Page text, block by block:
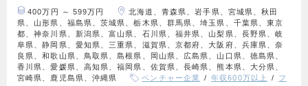
400万円 ～ 599万円
北海道、青森県、岩手県、宮城県、秋田
県、山形県、福島県、茨城県、栃木県、群馬県、埼玉県、千葉県、東京
都、神奈川県、新潟県、富山県、石川県、福井県、山梨県、長野県、岐
阜県、静岡県、愛知県、三重県、滋賀県、京都府、大阪府、兵庫県、奈
良県、和歌山県、鳥取県、島根県、岡山県、広島県、山口県、徳島県、
香川県、愛媛県、高知県、福岡県、佐賀県、長崎県、熊本県、大分県、
宮崎県、鹿児島県、沖縄県
ベンチャー企業 年収600万以上
フ